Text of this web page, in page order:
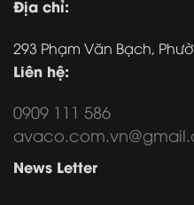
Địa chỉ:
293 Phạm Văn Bạch,
Liên hệ:
0909 111 586
News Letter